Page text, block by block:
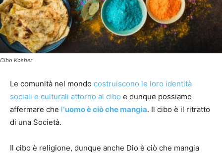
Cibo Kosher
Le comunità nel mondo costruiscono le loro identità
sociali e culturali attorno al cibo e dunque possiamo
affermare che l‘uomo è ciò che mangia. Il cibo è il ritratto
di una Società.
Il cibo è religione, dunque anche Dio è ciò che mangia